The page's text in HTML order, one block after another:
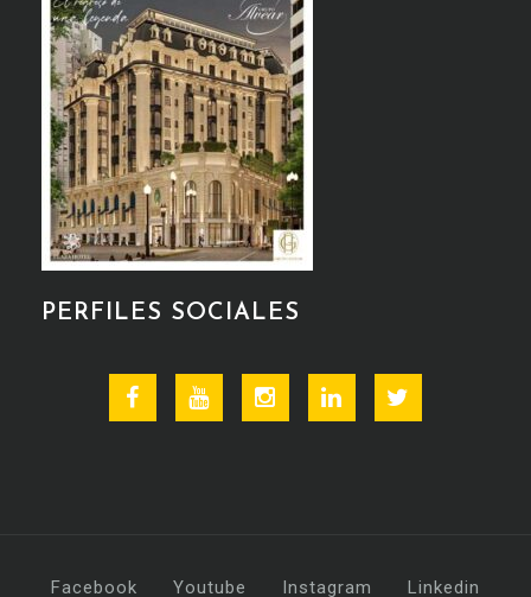
PERFILES SOCIALES
FacebookYoutube InstagramLinkedin
Facebook Youtube Instagram Linkedin